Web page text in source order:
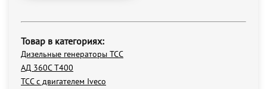
Товар в категориях:
Дизельные генераторы ТСС
АД 360С Т400
ТСС с двигателем Iveco